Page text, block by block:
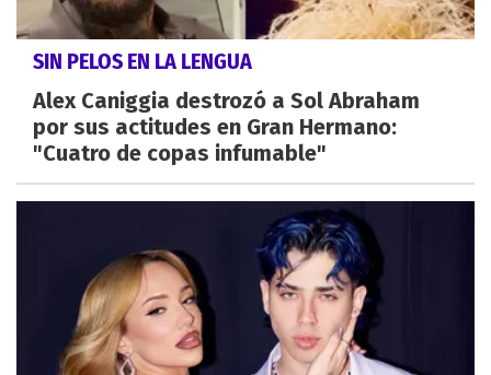
SIN PELOS EN LA LENGUA
Alex Caniggia destrozó a Sol Abraham
por sus actitudes en Gran Hermano:
"Cuatro de copas infumable"